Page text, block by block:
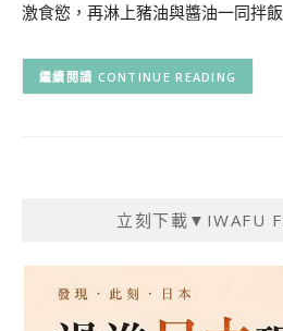
激食慾，再淋上豬油與醬油一同拌
CONTINUE READING
立刻下載▼IWAFU